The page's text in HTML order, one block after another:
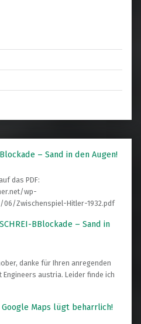
– Sand in den Augen!
das PDF:
wp-
Zwischenspiel-Hitler-1932.pdf
SCHREI-BBlockade – Sand in
danke für Ihren anregenden
austria. Leider finde ich
Google Maps lügt beharrlich!